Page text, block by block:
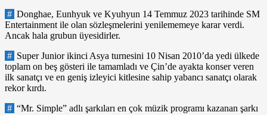
# Donghae, Eunhyuk ve Kyuhyun 14 Temmuz 2023 tarihinde SM
Entertainment ile olan sözleşmelerini yenilememeye karar verdi.
Ancak hala grubun üyesidirler.
# Super Junior ikinci Asya turnesini 10 Nisan 2010’da yedi ülkede
toplam on beş gösteri ile tamamladı ve Çin’de ayakta konser veren
ilk sanatçı ve en geniş izleyici kitlesine sahip yabancı sanatçı olarak
rekor kırdı.
# “Mr. Simple” adlı şarkıları en çok müzik programı kazanan şarkı